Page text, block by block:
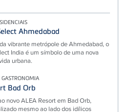
encontrar mais informações
en/drainage/shower-canal-
sys…
Ahmedabad
vibrante metrópole de Ahmedabad, o
India é um símbolo de uma nova
urbana.
GASTRONOMIA
Bad Orb
novo ALEA Resort em Bad Orb,
mesmo ao lado dos idílicos